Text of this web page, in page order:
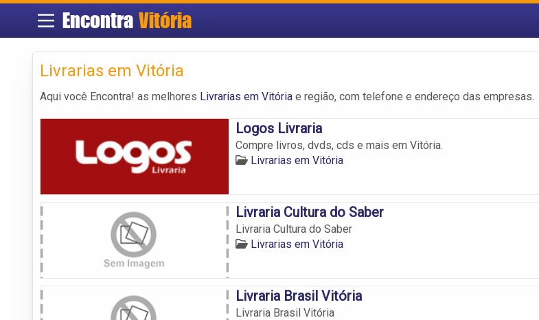
Encontra Vitória
Livrarias em Vitória
Aqui você Encontra! as melhores Livrarias em Vitória e região, com telefone e endereço das empresas.
Logos Livraria
Compre livros, dvds, cds e mais em Vitória.
Livrarias em Vitória
Livraria Cultura do Saber
Livraria Cultura do Saber
Livrarias em Vitória
Livraria Brasil Vitória
Livraria Brasil Vitória